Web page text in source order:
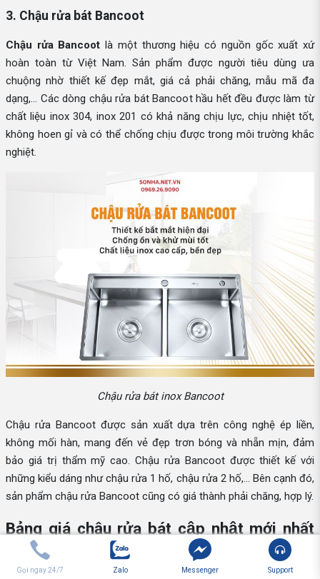
3. Chậu rửa bát Bancoot
Chậu rửa Bancoot là một thương hiệu có nguồn gốc xuất xứ
hoàn toàn từ Việt Nam. Sản phẩm được người tiêu dùng ưa
chuộng nhờ thiết kế đẹp mắt, giá cả phải chăng, mẫu mã đa
dạng,... Các dòng chậu rửa bát Bancoot hầu hết đều được làm từ
chất liệu inox 304, inox 201 có khả năng chịu lực, chịu nhiệt tốt,
không hoen gỉ và có thể chống chịu được trong môi trường khắc
nghiệt.
Chậu rửa bát inox Bancoot
Chậu rửa Bancoot được sản xuất dựa trên công nghệ ép liền,
không mối hàn, mang đến vẻ đẹp trơn bóng và nhẵn mịn, đảm
bảo giá trị thẩm mỹ cao. Chậu rửa Bancoot được thiết kế với
những kiểu dáng như chậu rửa 1 hố, chậu rửa 2 hố,... Bên cạnh đó,
sản phẩm chậu rửa Bancoot cũng có giá thành phải chăng, hợp lý.
Bảng giá chậu rửa bát cập nhật mới nhất
2026
Gọi ngay 24/7 Zalo Messenger Support